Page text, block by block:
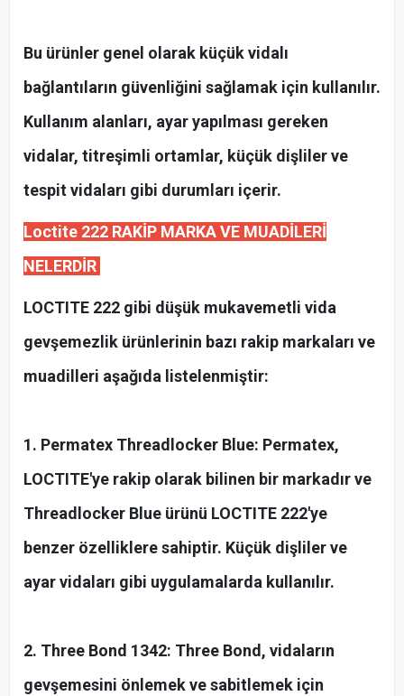
Bu ürünler genel olarak küçük vidalı
bağlantıların güvenliğini sağlamak için kullanılır.
Kullanım alanları, ayar yapılması gereken
vidalar, titreşimli ortamlar, küçük dişliler ve
tespit vidaları gibi durumları içerir.
Loctite 222 RAKİP MARKA VE MUADİLERİ
NELERDİR
LOCTITE 222 gibi düşük mukavemetli vida
gevşemezlik ürünlerinin bazı rakip markaları ve
muadilleri aşağıda listelenmiştir:
1. Permatex Threadlocker Blue: Permatex,
LOCTITE'ye rakip olarak bilinen bir markadır ve
Threadlocker Blue ürünü LOCTITE 222'ye
benzer özelliklere sahiptir. Küçük dişliler ve
ayar vidaları gibi uygulamalarda kullanılır.
2. Three Bond 1342: Three Bond, vidaların
gevşemesini önlemek ve sabitlemek için